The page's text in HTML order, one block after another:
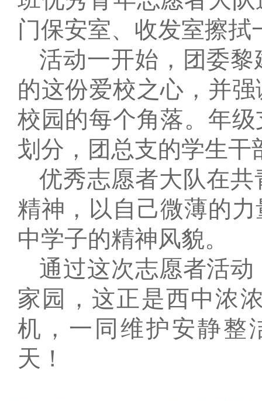
门保安室、收发室擦
活动一开始，团委
的这份爱校之心，并
校园的每个角落。年
划分，团总支的学生
优秀志愿者大队在
精神，以自己微薄的
中学子的精神风貌。
通过这次志愿者活
家园，这正是西中浓
机，一同维护安静整
天！